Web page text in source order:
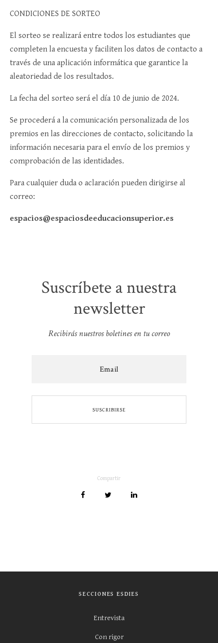
CONDICIONES DE SORTEO
El sorteo se realizará entre todos los estudiantes que
completen la encuesta y faciliten los datos de contacto a
través de una aplicación informática que garantice la
aleatoriedad de los resultados.
La fecha del sorteo será el día 10 de junio de 2024.
Se procederá a la comunicación personalizada de los
premios en las direcciones de contacto, solicitando la
información necesaria para el envío de los premios y
comprobación de las identidades.
Para cualquier duda o aclaración pueden dirigirse al
correo:
espacios@espaciosdeeducacionsuperior.es
Suscríbete a nuestra
newsletter
Recibirás nuestros boletines en tu correo
Compartir
SECCIONES ESDIES
Entrevista
Con rigor